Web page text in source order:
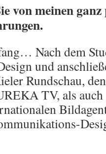
von meinen
Nach dem
und
Rundschau,
TV, als